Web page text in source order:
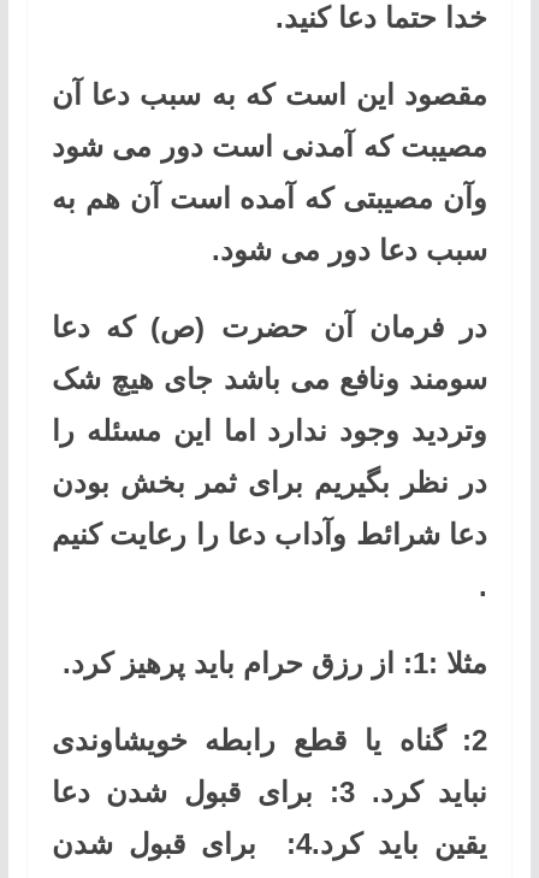
خدا حتما دعا کنید.
مقصود این است که به سبب دعا آن
مصیبت که آمدنی است دور می شود
وآن مصیبتی که آمده است آن هم به
سبب دعا دور می شود.
در فرمان آن حضرت (ص) که دعا
سومند ونافع می باشد جای هیچ شک
وتردید وجود ندارد اما این مسئله را
در نظر بگیریم برای ثمر بخش بودن
دعا شرائط وآداب دعا را رعایت کنیم
.
مثلا :1: از رزق حرام باید پرهیز کرد.
2: گناه یا قطع رابطه خویشاوندی
نباید کرد. 3: برای قبول شدن دعا
یقین باید کرد.4: برای قبول شدن